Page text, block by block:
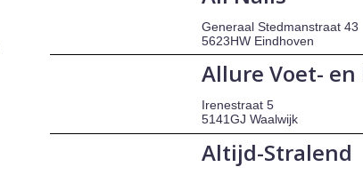
Generaal Stedmanstraat 43
5623HW Eindhoven
Allure Voet-
Irenestraat 5
5141GJ Waalwijk
Altijd-Stralend